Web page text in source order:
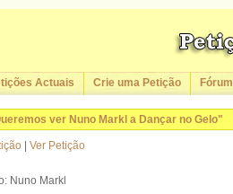
Actuais Crie uma Petição Fórum
ver Nuno Markl a Dançar no Gelo"
Ver Petição
Nuno Markl